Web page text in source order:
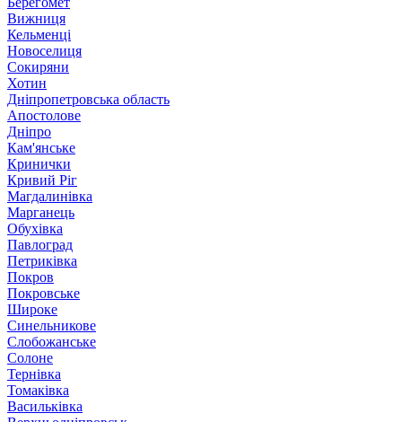
Вижниця
Кельменці
Новоселиця
Сокиряни
Хотин
Дніпропетровська область
Апостолове
Дніпро
Кам'янське
Кринички
Кривий Ріг
Магдалинівка
Марганець
Обухівка
Павлоград
Петриківка
Покров
Покровське
Широке
Синельникове
Слобожанське
Солоне
Тернівка
Томаківка
Васильківка